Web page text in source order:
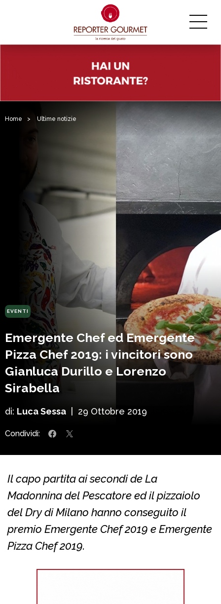
Home > Ultime notizie
EVENTI
Emergente Chef ed Emergente
Pizza Chef 2019: i vincitori sono
Gianluca Durillo e Lorenzo
Sirabella
di: Luca Sessa 29 Ottobre 2019
Condividi:
Il capo partita ai secondi de La
Madonnina del Pescatore ed il pizzaiolo
del Dry di Milano hanno conseguito il
premio Emergente Chef 2019 e Emergente
Pizza Chef 2019.